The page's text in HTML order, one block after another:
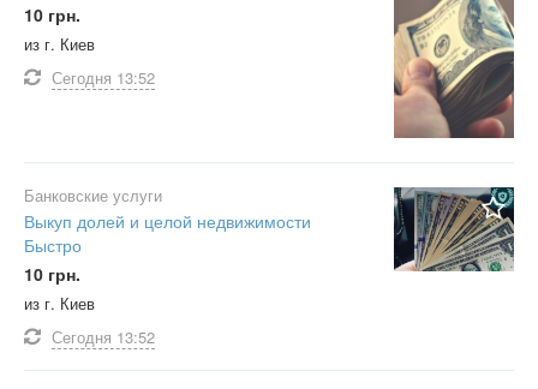
10 грн.
из г. Киев
Сегодня 13:52
Банковские услуги
Выкуп долей и целой недвижимости
Быстро
10 грн.
из г. Киев
Сегодня 13:52